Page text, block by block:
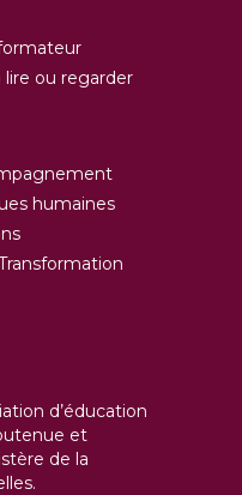
lire ou regarder
humaines
d’éducation
et
de la